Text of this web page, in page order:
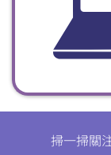
掃一掃關